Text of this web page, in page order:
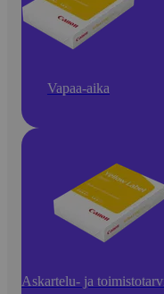
Vapaa-aika
Askartelu- ja